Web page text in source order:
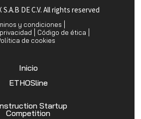
S.A.B DE C.V. All rights reserved
y condiciones
Código de ética
de cookies
Inicio
ETHOSline
Startup
Competition